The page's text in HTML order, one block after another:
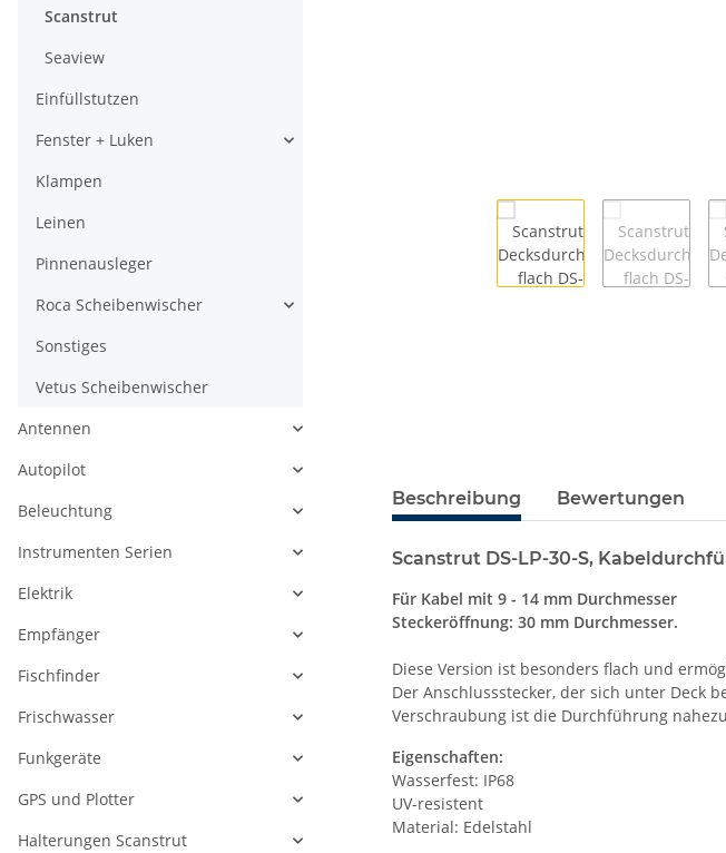
Beschreibung Bewertungen
Scanstrut DS-LP-30-S,
Für Kabel mit 9 - 14 mm Durchmesser
Steckeröffnung: 30 mm Durchmesser.
Diese Version ist besonders flach und
Der Anschlussstecker, der sich unter Deck
Verschraubung ist die Durchführung
Eigenschaften:
Wasserfest: IP68
UV-resistent
Material: Edelstahl
Scanstrut
Seaview
Einfüllstutzen
Fenster + Luken
Klampen
Leinen
Pinnenausleger
Roca Scheibenwischer
Sonstiges
Vetus Scheibenwischer
Antennen
Autopilot
Beleuchtung
Instrumenten Serien
Elektrik
Empfänger
Fischfinder
Frischwasser
Funkgeräte
GPS und Plotter
Halterungen Scanstrut